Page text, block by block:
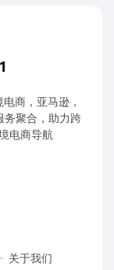
商，亚马逊，
聚合，助力跨
电商导航
关于我们